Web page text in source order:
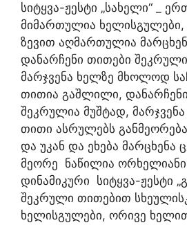
სიტყვა-ჟესტი „სახელი“ _
მიმართულია
ზევით აღმართულია
დანარჩენი თითები
მარჯვენა ხელზე მხოლოდ
თითია გაშლილი,
შეკრულია მუშტად, მარჯვენა
თითი ასრულებს
და უკან და ეხება მარცხენა
მეორე ნაწილია
დინამიკური სიტყვა-ჟესტი
შეკრული თითებით
ხელისგულები, ორივე